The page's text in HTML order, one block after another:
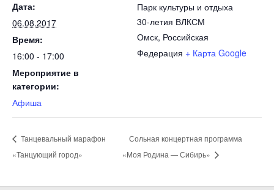
Дата:
06.08.2017
Время:
16:00 - 17:00
Мероприятие в
категории:
Афиша
Парк культуры и отдыха
30-летия ВЛКСМ
Омск, Российская
Федерация + Карта Google
Танцевальный марафон
«Танцующий город»
Сольная концертная программа
«Моя Родина — Сибирь»